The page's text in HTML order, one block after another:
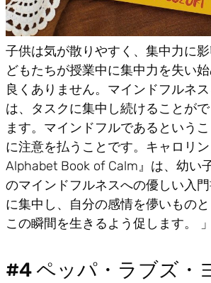
子供は気が散りやすく、集中力に
どもたちが授業中に集中力を失い
良くありません。マインドフルネ
は、タスクに集中し続けることが
ます。マインドフルであるという
に注意を払うことです。キャロリ
Alphabet Book of Calm』は、幼い
のマインドフルネスへの優しい入
に集中し、自分の感情を儚いもの
この瞬間を生きるよう促します。 」
#4 ペッパ・ラブズ・